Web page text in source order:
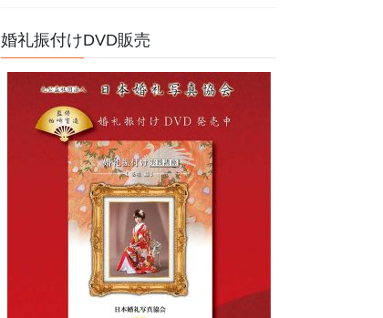
婚礼振付けDVD販売